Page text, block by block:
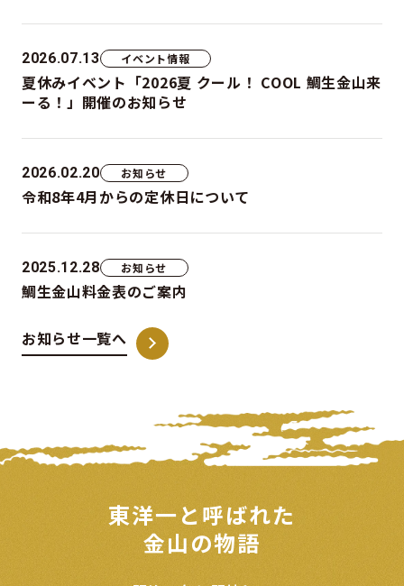
2026.07.13 イベント情報
夏休みイベント「2026夏 クール！ COOL 鯛生金山来
ーる！」開催のお知らせ
2026.02.20 お知らせ
令和8年4月からの定休日について
2025.12.28 お知らせ
鯛生金山料金表のご案内
お知らせ一覧へ
東洋一と呼ばれた
金山の物語